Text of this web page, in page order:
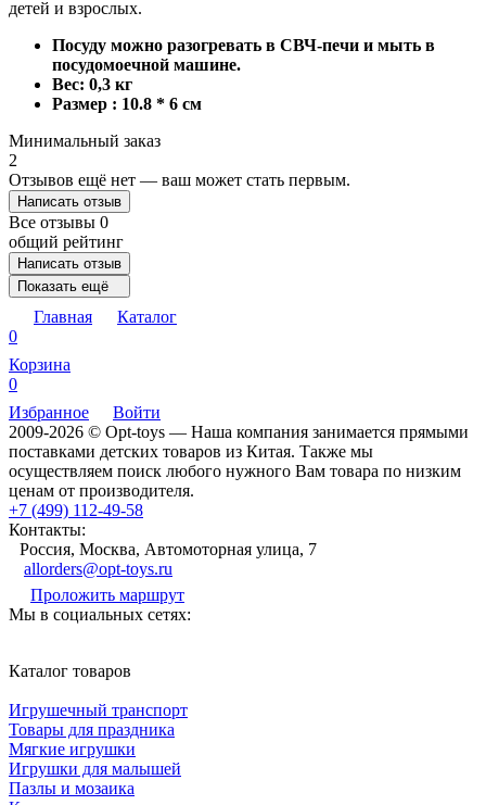
детей и взрослых.
Посуду можно разогревать в СВЧ-печи и мыть в
посудомоечной машине.
Вес: 0,3 кг
Размер : 10.8 * 6 см
Минимальный заказ
2
Отзывов ещё нет — ваш может стать первым.
Написать отзыв
Все отзывы 0
общий рейтинг
Написать отзыв
Показать ещё
Главная
Каталог
0
Корзина
0
Избранное
Войти
2009-2026 © Opt-toys — Наша компания занимается прямыми
поставками детских товаров из Китая. Также мы
осуществляем поиск любого нужного Вам товара по низким
ценам от производителя.
+7 (499) 112-49-58
Контакты:
Россия, Москва, Автомоторная улица, 7
allorders@opt-toys.ru
Проложить маршрут
Мы в социальных сетях:
Каталог товаров
Игрушечный транспорт
Товары для праздника
Мягкие игрушки
Игрушки для малышей
Пазлы и мозаика